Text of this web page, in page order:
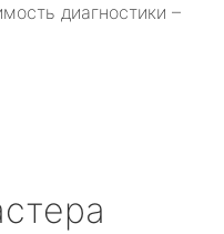
диагностики –